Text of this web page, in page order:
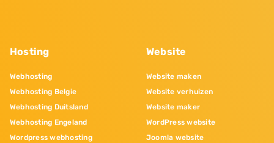
Hosting
Webhosting
Webhosting Belgie
Webhosting Duitsland
Webhosting Engeland
Wordpress webhosting
Website
Website maken
Website verhuizen
Website maker
WordPress website
Joomla website